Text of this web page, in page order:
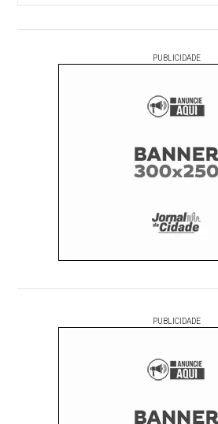
PUBLICIDADE
PUBLICIDADE